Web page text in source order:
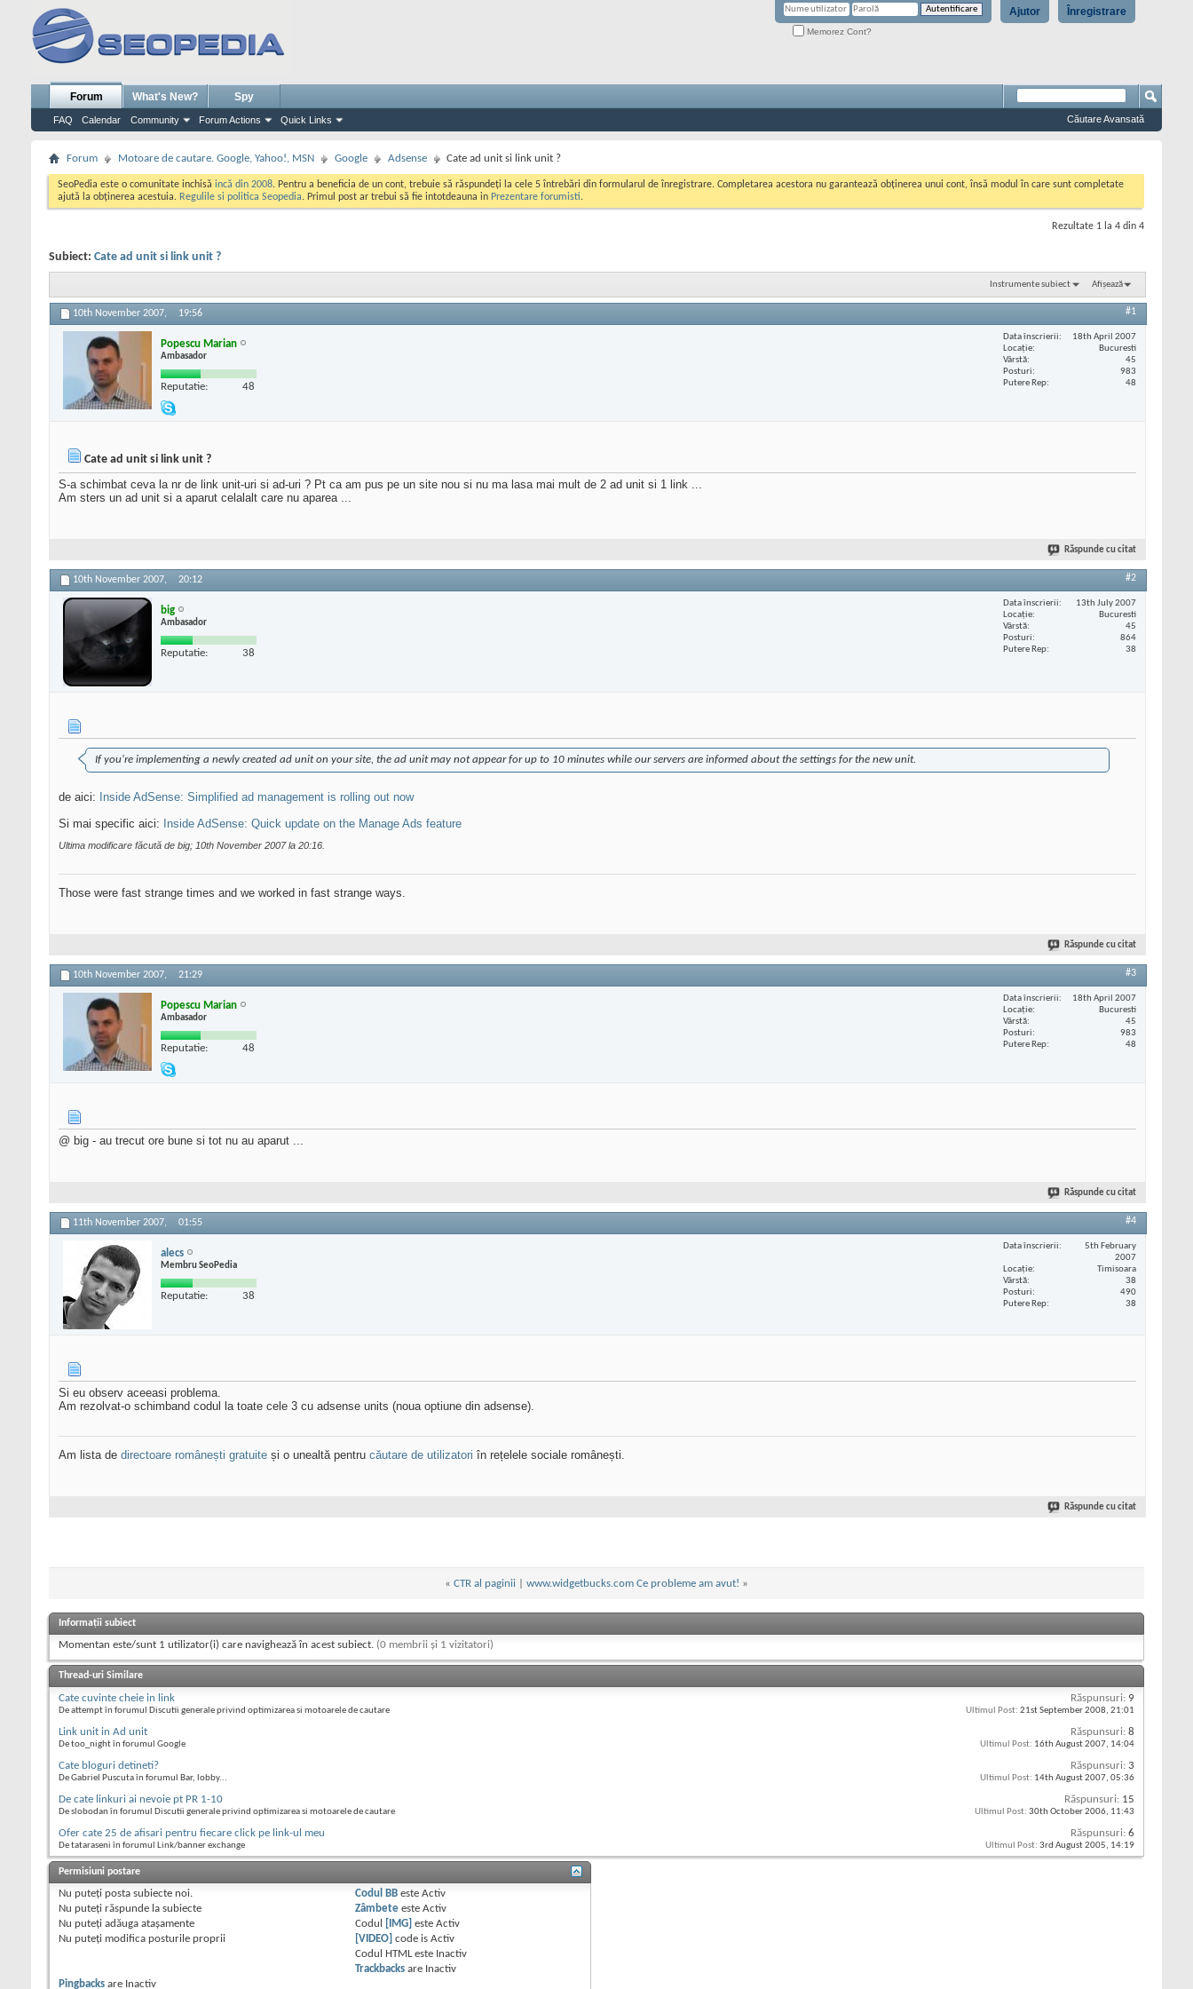
Înregistrare
Ajutor
Memorez Cont?
Forum
FAQ Calendar Community Forum Actions Quick Links
What's New? Spy
Căutare Avansată
Forum Motoare de cautare. Google, Yahoo!, MSN Google Adsense Cate ad unit si link unit ?
SeoPedia este o comunitate inchisă incă din 2008. Pentru a beneficia de un cont, trebuie să răspundeți la cele 5 întrebări din formularul de înregistrare. Completarea acestora nu garantează obținerea unui cont, însă modul în care sunt completate
ajută la obținerea acestuia. Regulile si politica Seopedia. Primul post ar trebui să fie intotdeauna in Prezentare forumisti.
Rezultate 1 la 4 din 4
Subiect: Cate ad unit si link unit ?
Instrumente subiect Afișează
10th November 2007, 19:56 #1
Popescu Marian
Ambasador
Reputatie: 48
Data înscrierii
18th April 2007
Locaţie
Bucuresti
Vârstă
45
Posturi
983
Putere Rep
48
Cate ad unit si link unit ?
S-a schimbat ceva la nr de link unit-uri si ad-uri ? Pt ca am pus pe un site nou si nu ma lasa mai mult de 2 ad unit si 1 link ...
Am sters un ad unit si a aparut celalalt care nu aparea ...
Răspunde cu citat
10th November 2007, 20:12 #2
big
Ambasador
Reputatie: 38
Data înscrierii
13th July 2007
Locaţie
Bucuresti
Vârstă
45
Posturi
864
Putere Rep
38
If you're implementing a newly created ad unit on your site, the ad unit may not appear for up to 10 minutes while our servers are informed about the settings for the new unit.
de aici:
Inside AdSense: Simplified ad management is rolling out now
Si mai specific aici:
Inside AdSense: Quick update on the Manage Ads feature
Ultima modificare făcută de big; 10th November 2007 la 20:16
Those were fast strange times and we worked in fast strange ways.
Răspunde cu citat
10th November 2007, 21:29 #3
Popescu Marian
Ambasador
Reputatie: 48
Data înscrierii
18th April 2007
Locaţie
Bucuresti
Vârstă
45
Posturi
983
Putere Rep
48
@ big - au trecut ore bune si tot nu au aparut ...
Răspunde cu citat
11th November 2007, 01:55 #4
alecs
Membru SeoPedia
Reputatie: 38
Data înscrierii
5th February
2007
Locaţie
Timisoara
Vârstă
38
Posturi
490
Putere Rep
38
Si eu observ aceeasi problema.
Am rezolvat-o schimband codul la toate cele 3 cu adsense units (noua optiune din adsense).
Am lista de directoare românești gratuite și o unealtă pentru căutare de utilizatori în rețelele sociale românești.
Răspunde cu citat
« CTR al paginii www.widgetbucks.com Ce probleme am avut! »
Informații subiect
Momentan este/sunt 1 utilizator(i) care navighează în acest subiect. (0 membrii și 1 vizitatori)
Thread-uri Similare
Cate cuvinte cheie in link
De attempt în forumul Discutii generale privind optimizarea si motoarele de cautare
Răspunsuri: 9
Ultimul Post: 21st September 2008, 21:01
Link unit in Ad unit
De too_night în forumul Google
Răspunsuri: 8
Ultimul Post: 16th August 2007, 14:04
Cate bloguri detineti?
De Gabriel Puscuta în forumul Bar, lobby...
Răspunsuri: 3
Ultimul Post: 14th August 2007, 05:36
De cate linkuri ai nevoie pt PR 1-10
De slobodan în forumul Discutii generale privind optimizarea si motoarele de cautare
Răspunsuri: 15
Ultimul Post: 30th October 2006, 11:43
Ofer cate 25 de afisari pentru fiecare click pe link-ul meu
De tataraseni în forumul Link/banner exchange
Răspunsuri: 6
Ultimul Post: 3rd August 2005, 14:19
Permisiuni postare
Nu puteţi posta subiecte noi.
Nu puteţi răspunde la subiecte
Nu puteţi adăuga ataşamente
Nu puteţi modifica posturile proprii
Codul BB esteActiv
Zâmbete esteActiv
Codul
[IMG] esteActiv
[VIDEO] code isActiv
Codul HTML este Inactiv
Trackbacks are Inactiv
Pingbacks are Inactiv